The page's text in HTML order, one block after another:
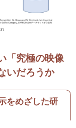
「究極の映像
いだろうか
をめざした研